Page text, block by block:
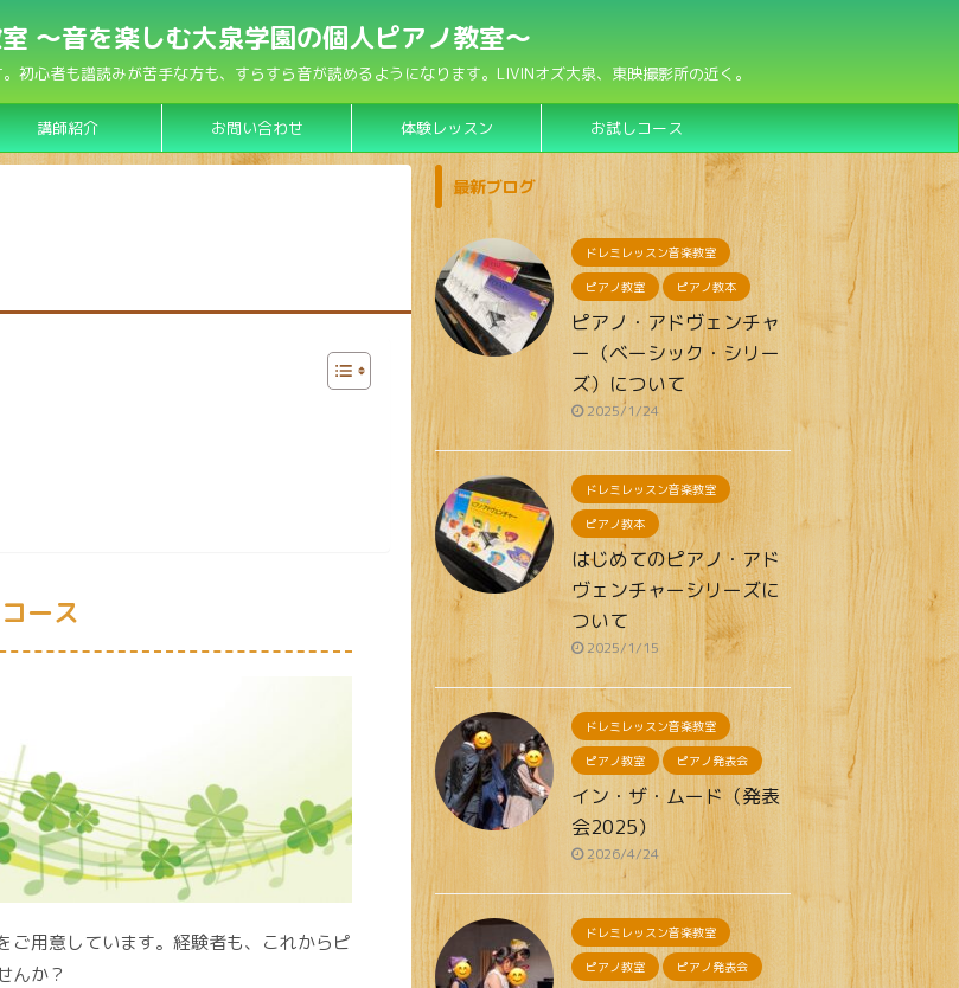
〜音を楽しむ大泉学園の個人ピアノ教室〜
初心者も譜読みが苦手な方も、すらすら音が読めるようになります。LIVINオズ大泉、東映撮影所の近く。
講師紹介 お問い合わせ 体験レッスン お試しコース
ース
ご用意しています。経験者も、これからピ
んか？
最新ブログ
ドレミレッスン音楽教室
ピアノ教室 ピアノ教本
ピアノ・アドヴェンチャ
ー（ベーシック・シリー
ズ）について
2025/1/24
ドレミレッスン音楽教室
ピアノ教本
はじめてのピアノ・アド
ヴェンチャーシリーズに
ついて
2025/1/15
ドレミレッスン音楽教室
ピアノ教室 ピアノ発表会
イン・ザ・ムード（発表
会2025）
2026/4/24
ドレミレッスン音楽教室
ピアノ教室 ピアノ発表会